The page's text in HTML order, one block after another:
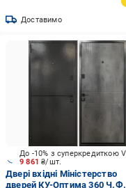
Доставимо
9 861₴/шт.
Двері вхідні Міністерство
дверей КУ-Оптима 360 Ч.Ф.